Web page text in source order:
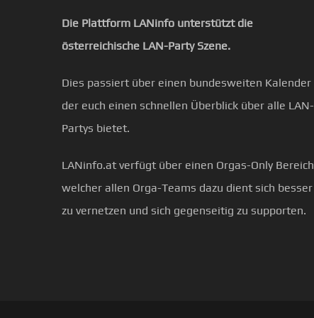
Die Plattform LANinfo unterstützt die
österreichische LAN-Party Szene.
Dies passiert über einen bundesweiten Kalender
der euch einen schnellen Überblick über alle LAN-
Partys bietet.
LANinfo.at verfügt über einen Orgas-Only Bereich
welcher allen Orga-Teams dazu dient sich besser
zu vernetzen und sich gegenseitig zu supporten.